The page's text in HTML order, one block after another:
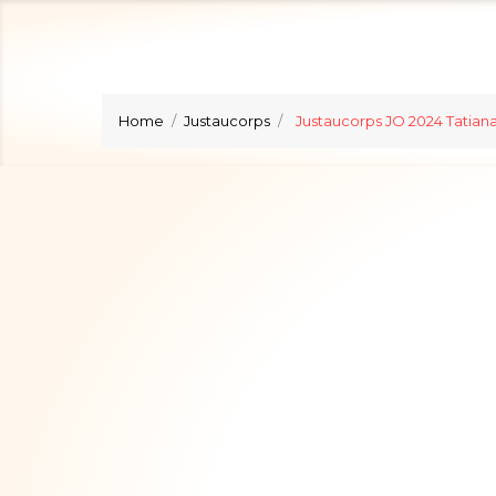
Home Justaucorps Justaucorps JO 2024